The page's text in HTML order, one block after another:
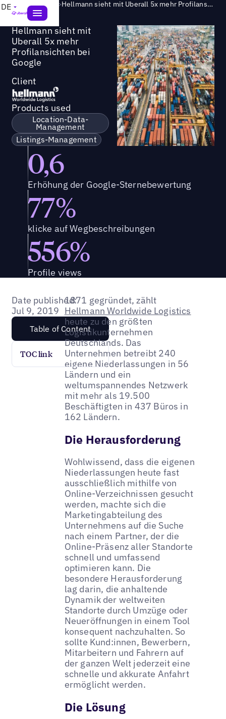
DE Success Story > Hellmann sieht mit Uberall 5x mehr Profilansichten bei Google
Hellmann sieht mit
Uberall 5x mehr
Profilansichten bei
Google
Client
Products used
Location-Data-
Management
Listings-Management
0,6
Erhöhung der Google-Sternebewertung
77%
klicke auf Wegbeschreibungen
556%
Profile views
Date published:
Jul 9, 2019
Table of Content
TOC link
1871 gegründet, zählt
Hellmann Worldwide Logistics
heute zu den größten
Logistikunternehmen
Deutschlands. Das
Unternehmen betreibt 240
eigene Niederlassungen in 56
Ländern und ein
weltumspannendes Netzwerk
mit mehr als 19.500
Beschäftigten in 437 Büros in
162 Ländern.
Die Herausforderung
Wohlwissend, dass die eigenen
Niederlassungen heute fast
ausschließlich mithilfe von
Online-Verzeichnissen gesucht
werden, machte sich die
Marketingabteilung des
Unternehmens auf die Suche
nach einem Partner, der die
Online-Präsenz aller Standorte
schnell und umfassend
optimieren kann. Die
besondere Herausforderung
lag darin, die anhaltende
Dynamik der weltweiten
Standorte durch Umzüge oder
Neueröffnungen in einem Tool
konsequent nachzuhalten. So
sollte Kund:innen, Bewerbern,
Mitarbeitern und Fahrern auf
der ganzen Welt jederzeit eine
schnelle und akkurate Anfahrt
ermöglicht werden.
Die Lösung